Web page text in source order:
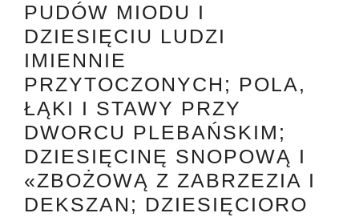
PUDÓW MIODU I
DZIESIĘCIU LUDZI
IMIENNIE
PRZYTOCZONYCH; POLA,
ŁĄKI I STAWY PRZY
DWORCU PLEBAŃSKIM;
DZIESIĘCINĘ SNOPOWĄ I
«ZBOŻOWĄ Z ZABRZEZIA I
DEKSZAN; DZIESIĘCIORO